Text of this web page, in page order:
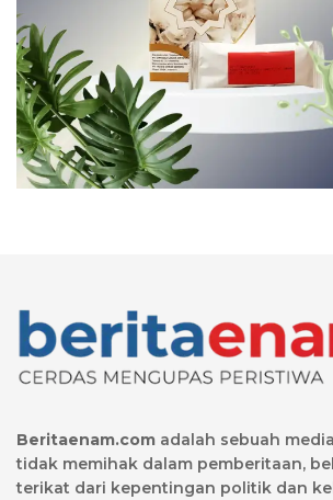
Beritaenam.com adalah sebuah
tidak memihak dalam pemberitaan,
terikat dari kepentingan politik dan